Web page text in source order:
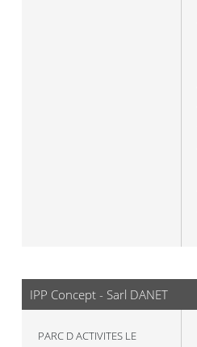
IPP Concept - Sarl DANET
PARC D ACTIVITES LE